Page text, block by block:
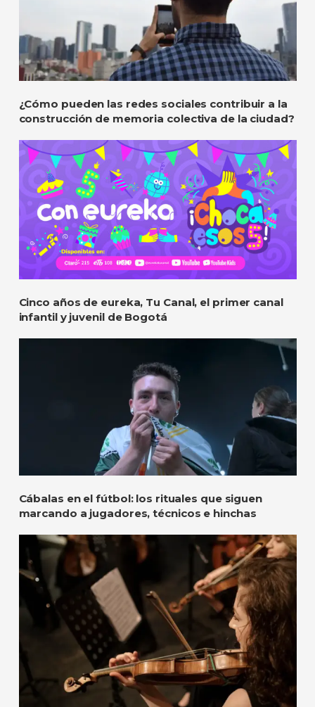
¿Cómo pueden las redes sociales contribuir a la
construcción de memoria colectiva de la ciudad?
Cinco años de eureka, Tu Canal, el primer canal
infantil y juvenil de Bogotá
Cábalas en el fútbol: los rituales que siguen
marcando a jugadores, técnicos e hinchas